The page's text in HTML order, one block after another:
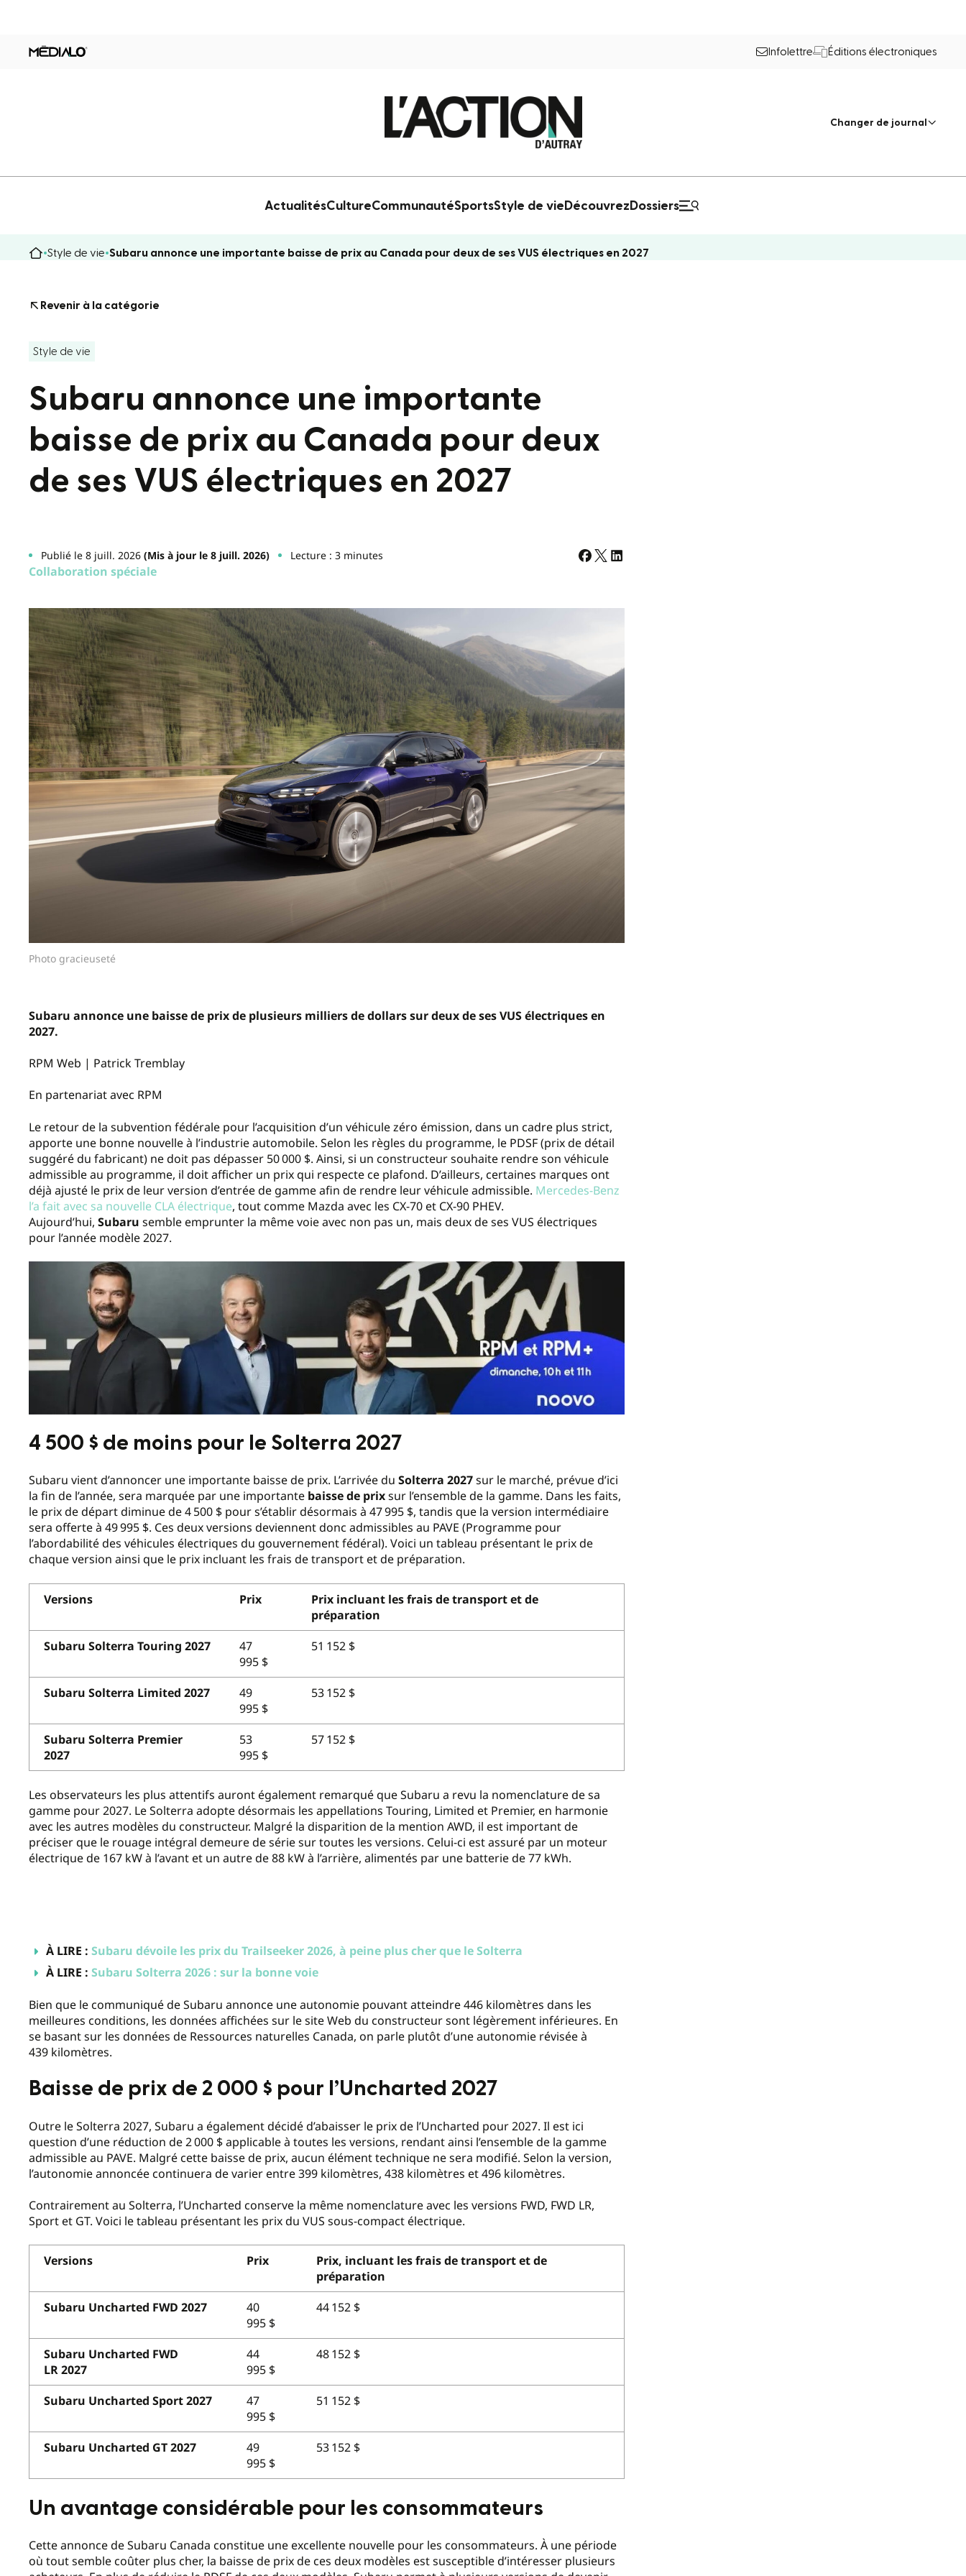
Infolettre Éditions électroniques
Changer de journal
ActualitésCultureCommunautéSportsStyle de vie Découvrez Dossiers
Style de vie Subaru annonce une importante baisse de prix au Canada pour deux de ses VUS électriques en 2027
Revenir à la catégorie
Style de vie
Subaru annonce une importante
baisse de prix au Canada pour deux
de ses VUS électriques en 2027
Publié le 8 juill. 2026(Mis à jour le 8 juill. 2026) Lecture : 3 minutes
Collaboration spéciale
Photo gracieuseté
Subaru annonce une baisse de prix de plusieurs milliers de dollars sur deux de ses VUS électriques en
2027.
RPM Web | Patrick Tremblay
En partenariat avec RPM
Le retour de la subvention fédérale pour l’acquisition d’un véhicule zéro émission, dans un cadre plus strict,
apporte une bonne nouvelle à l’industrie automobile. Selon les règles du programme, le PDSF (prix de détail
suggéré du fabricant) ne doit pas dépasser 50 000 $. Ainsi, si un constructeur souhaite rendre son véhicule
admissible au programme, il doit afficher un prix qui respecte ce plafond. D’ailleurs, certaines marques ont
déjà ajusté le prix de leur version d’entrée de gamme afin de rendre leur véhicule admissible. Mercedes-Benz
l’a fait avec sa nouvelle CLA électrique, tout comme Mazda avec les CX-70 et CX-90 PHEV.
Aujourd’hui, Subaru semble emprunter la même voie avec non pas un, mais deux de ses VUS électriques
pour l’année modèle 2027.
4 500 $ de moins pour le Solterra 2027
Subaru vient d’annoncer une importante baisse de prix. L’arrivée du Solterra 2027sur le marché, prévue d’ici
la fin de l’année, sera marquée par une importante baisse de prixsur l’ensemble de la gamme. Dans les faits,
le prix de départ diminue de 4 500 $ pour s’établir désormais à 47 995 $, tandis que la version intermédiaire
sera offerte à 49 995 $. Ces deux versions deviennent donc admissibles au PAVE (Programme pour
l’abordabilité des véhicules électriques du gouvernement fédéral). Voici un tableau présentant le prix de
chaque version ainsi que le prix incluant les frais de transport et de préparation.
Versions Prix
Prix incluant les frais de transport et de
préparation
Subaru Solterra Touring 2027
47
995 $
51 152 $
Subaru Solterra Limited 2027
49
995 $
53 152 $
Subaru Solterra Premier
2027
53
995 $
57 152 $
Les observateurs les plus attentifs auront également remarqué que Subaru a revu la nomenclature de sa
gamme pour 2027. Le Solterra adopte désormais les appellations Touring, Limited et Premier, en harmonie
avec les autres modèles du constructeur. Malgré la disparition de la mention AWD, il est important de
préciser que le rouage intégral demeure de série sur toutes les versions. Celui-ci est assuré par un moteur
électrique de 167 kW à l’avant et un autre de 88 kW à l’arrière, alimentés par une batterie de 77 kWh.
À LIRE : Subaru dévoile les prix du Trailseeker 2026, à peine plus cher que le Solterra
À LIRE : Subaru Solterra 2026 : sur la bonne voie
Bien que le communiqué de Subaru annonce une autonomie pouvant atteindre 446 kilomètres dans les
meilleures conditions, les données affichées sur le site Web du constructeur sont légèrement inférieures. En
se basant sur les données de Ressources naturelles Canada, on parle plutôt d’une autonomie révisée à
439 kilomètres.
Baisse de prix de 2 000 $ pour l’Uncharted 2027
Outre le Solterra 2027, Subaru a également décidé d’abaisser le prix de l’Uncharted pour 2027. Il est ici
question d’une réduction de 2 000 $ applicable à toutes les versions, rendant ainsi l’ensemble de la gamme
admissible au PAVE. Malgré cette baisse de prix, aucun élément technique ne sera modifié. Selon la version,
l’autonomie annoncée continuera de varier entre 399 kilomètres, 438 kilomètres et 496 kilomètres.
Contrairement au Solterra, l’Uncharted conserve la même nomenclature avec les versions FWD, FWD LR,
Sport et GT. Voici le tableau présentant les prix du VUS sous-compact électrique.
Versions Prix
Prix, incluant les frais de transport et de
préparation
Subaru Uncharted FWD 2027
40
995 $
44 152 $
Subaru Uncharted FWD
LR 2027
44
995 $
48 152 $
Subaru Uncharted Sport 2027
47
995 $
51 152 $
Subaru Uncharted GT 2027
49
995 $
53 152 $
Un avantage considérable pour les consommateurs
Cette annonce de Subaru Canada constitue une excellente nouvelle pour les consommateurs. À une période
où tout semble coûter plus cher, la baisse de prix de ces deux modèles est susceptible d’intéresser plusieurs